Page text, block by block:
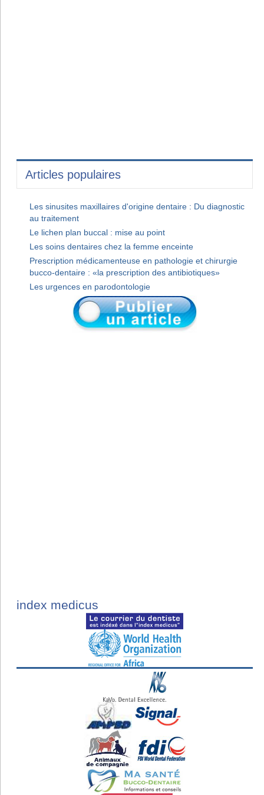
Articles populaires
Les sinusites maxillaires d'origine dentaire : Du diagnostic
au traitement
Le lichen plan buccal : mise au point
Les soins dentaires chez la femme enceinte
Prescription médicamenteuse en pathologie et chirurgie
bucco-dentaire : «la prescription des antibiotiques»
Les urgences en parodontologie
index medicus